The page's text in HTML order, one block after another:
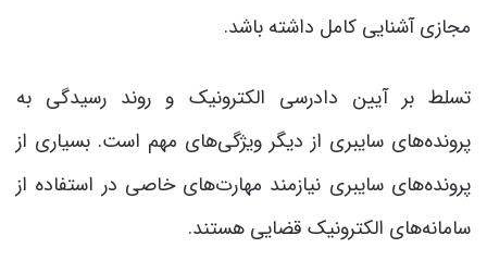
مجازی آشنایی کامل داشته باشد.
تسلط بر آیین دادرسی الکترونیک و روند رسیدگی به
پرونده‌های سایبری از دیگر ویژگی‌های مهم است. بسیاری از
پرونده‌های سایبری نیازمند مهارت‌های خاصی در استفاده از
سامانه‌های الکترونیک قضایی هستند.